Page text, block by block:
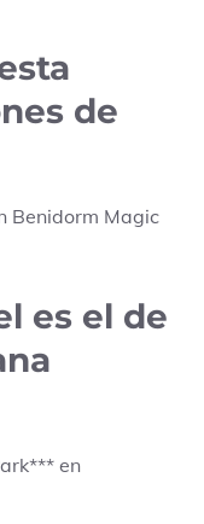
de
Benidorm Magic
es el de
*** en